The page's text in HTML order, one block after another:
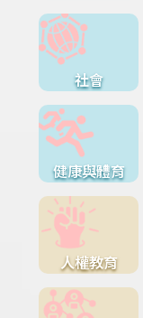
社會
健康與體育
人權教育